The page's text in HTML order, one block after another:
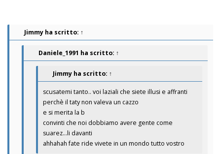
Jimmy ha scritto: ↑
Daniele_1991 ha scritto: ↑
Jimmy ha scritto: ↑
scusatemi tanto.. voi laziali che siete illusi e affranti
perchè il taty non valeva un cazzo
e si merita la b
convinti che noi dobbiamo avere gente come
suarez...li davanti
ahhahah fate ride vivete in un mondo tutto vostro